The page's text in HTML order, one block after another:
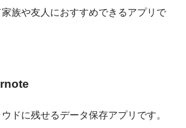
族や友人におすすめできるアプリで
ドに残せるデータ保存アプリです。